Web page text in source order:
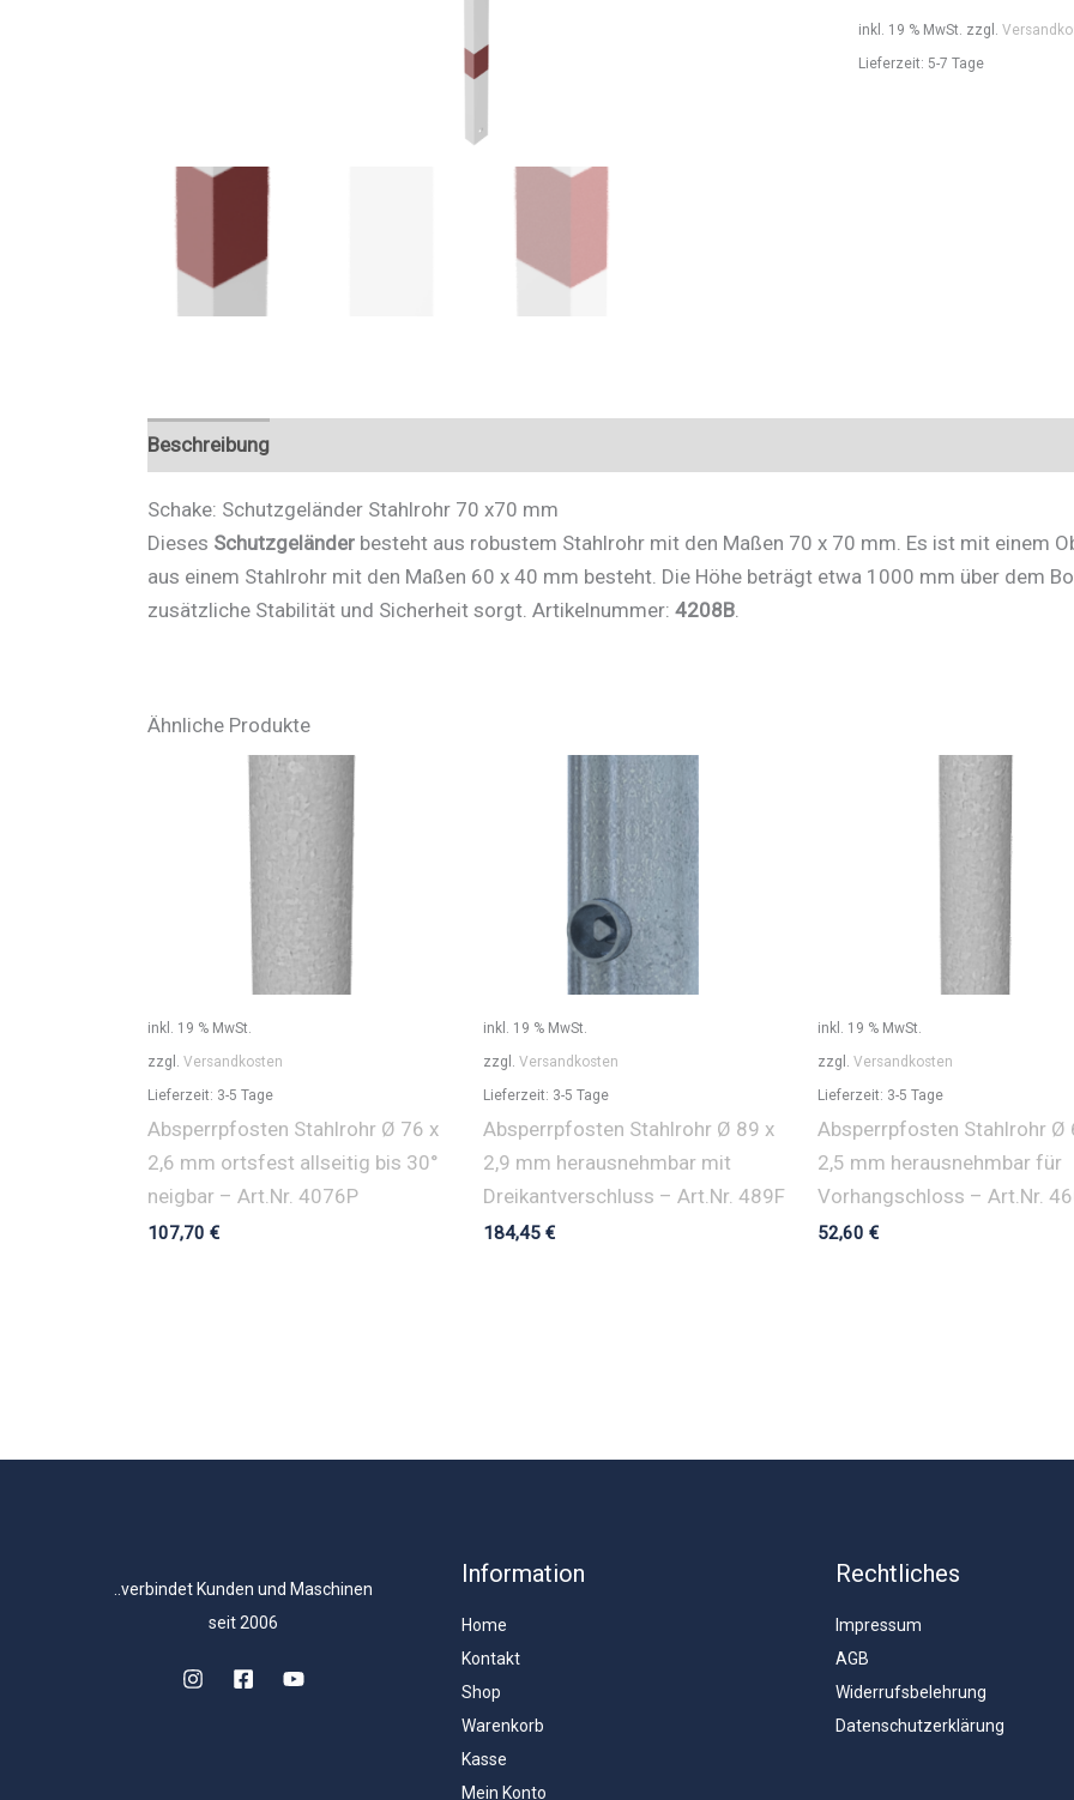
-
Art.Nr.
inkl. 19 % MwSt. zzgl.
Lieferzeit: 5-7 Tage
Beschreibung
Schake: Schutzgeländer Stahlrohr 70 x70 mm
Dieses Schutzgeländer besteht aus robustem Stahlrohr mit den Maßen 70 x 70 mm. Es ist mit einem
aus einem Stahlrohr mit den Maßen 60 x 40 mm besteht. Die Höhe beträgt etwa 1000 mm über dem
zusätzliche Stabilität und Sicherheit sorgt. Artikelnummer: 4208B
Ähnliche Produkte
inkl. 19 % MwSt.
zzgl. Versandkosten
Lieferzeit: 3-5 Tage
Absperrpfosten Stahlrohr Ø 76 x
2,6 mm ortsfest allseitig bis 30°
neigbar – Art.Nr. 4076P
107,70 €
inkl. 19 % MwSt.
zzgl. Versandkosten
Lieferzeit: 3-5 Tage
Absperrpfosten Stahlrohr Ø 89 x
2,9 mm herausnehmbar mit
Dreikantverschluss – Art.Nr. 489F
184,45 €
inkl. 19 % MwSt.
zzgl. Versandkosten
Lieferzeit: 3-5 Tage
Absperrpfosten Stahlrohr Ø
2,5 mm herausnehmbar für
Vorhangschloss – Art.Nr.
52,60 €
..verbindet Kunden und Maschinen
seit 2006
Information
Home
Kontakt
Shop
Warenkorb
Kasse
Mein Konto
Rechtliches
Impressum
AGB
Widerrufsbelehrung
Datenschutzerklärung